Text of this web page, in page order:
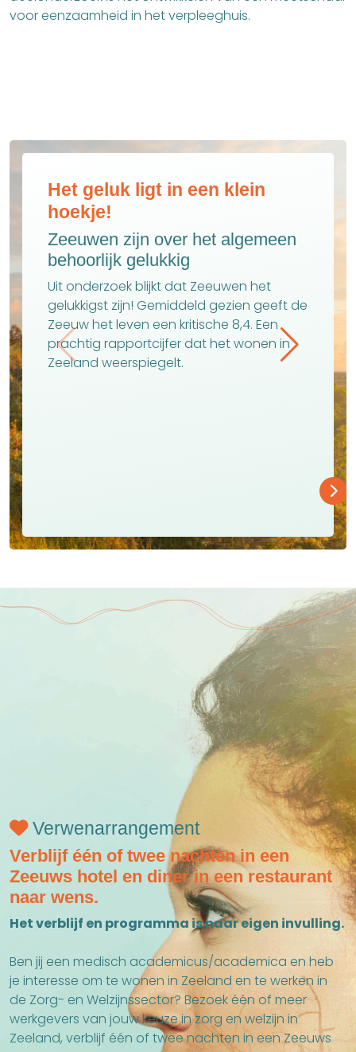
voor eenzaamheid in het verpleeghuis.
Het geluk ligt in een klein
hoekje!
Zeeuwen zijn over het algemeen
behoorlijk gelukkig
Uit onderzoek blijkt dat Zeeuwen het
gelukkigst zijn! Gemiddeld gezien geeft de
Zeeuw het leven een kritische 8,4. Een
prachtig rapportcijfer dat het wonen in
Zeeland weerspiegelt.
Verwenarrangement
Verblijf één of twee nachten in een
Zeeuws hotel en diner in een restaurant
naar wens.
Het verblijf en programma is naar eigen invulling.
Ben jij een medisch academicus/academica en heb
je interesse om te wonen in Zeeland en te werken in
de Zorg- en Welzijnssector? Bezoek één of meer
werkgevers van jouw keuze in zorg en welzijn in
Zeeland, verblijf één of twee nachten in een Zeeuws